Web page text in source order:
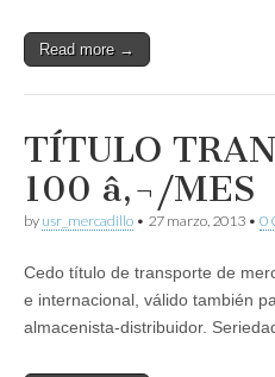
Read more →
TÍTULO
100 â‚¬/MES
by usr_mercadillo • 27 marzo, 2013 • 0
Cedo tí­tulo de transporte de
e internacional, válido también
almacenista-distribuidor.